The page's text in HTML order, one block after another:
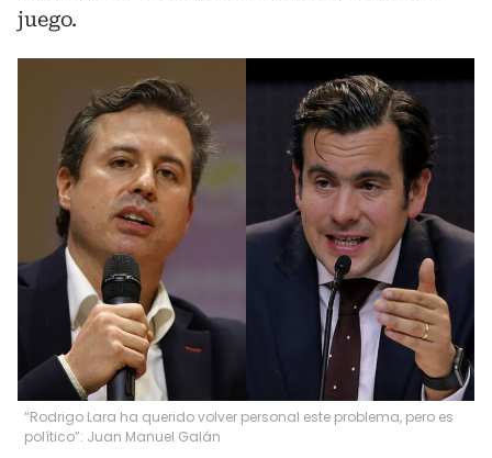
juego.
“Rodrigo Lara ha querido volver personal este problema, pero es
político”: Juan Manuel Galán